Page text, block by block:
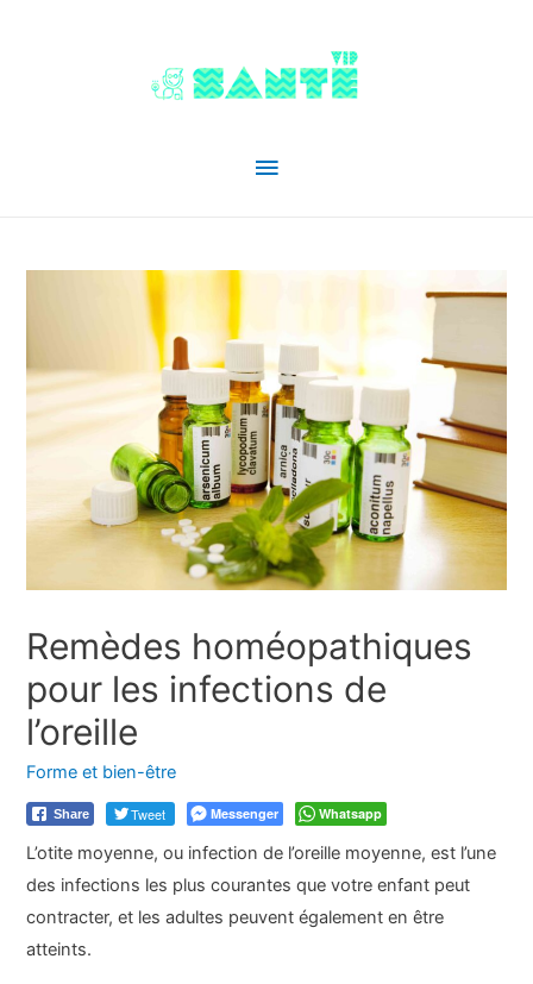
Menu
Remèdes homéopathiques
pour les infections de
l’oreille
Forme et bien-être
Share Tweet Messenger Whatsapp
L’otite moyenne, ou infection de l’oreille moyenne, est l’une
des infections les plus courantes que votre enfant peut
contracter, et les adultes peuvent également en être
atteints.